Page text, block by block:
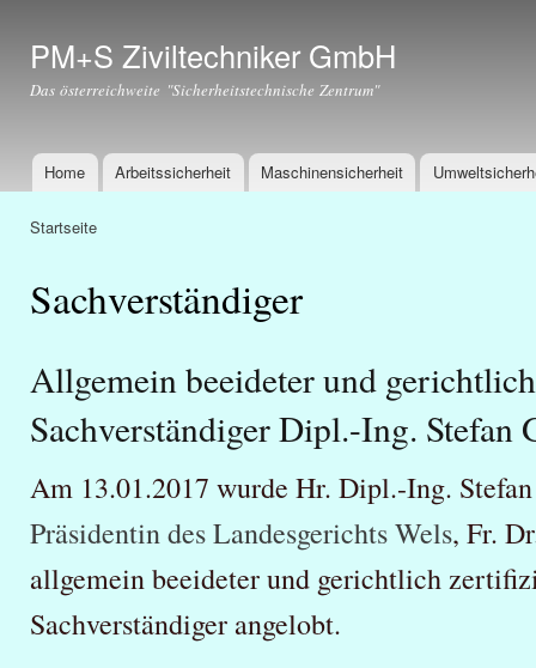
PM+S Ziviltechniker GmbH
Das österreichweite "Sicherheitstechnische Zentrum"
Hauptmenü
Home Arbeitssicherheit Maschinensicherheit
Startseite
Sachverständiger
Allgemein beeideter und
Sachverständiger Dipl.-Ing. Stefan
Am 13.01.2017 wurde Hr. Dipl.-Ing.
Präsidentin des Landesgerichts Wels, Fr.
allgemein beeideter und gerichtlich
Sachverständiger angelobt.